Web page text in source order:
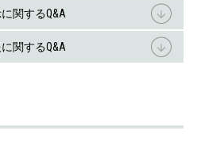
関するQ&A
関するQ&A